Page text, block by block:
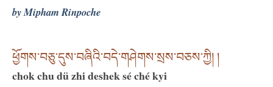
by Mipham Rinpoche
ཕྱོགས་བཅུ་དུས་བཞིའི་བདེ་གཤེགས་སྲས་བཅས་ཀྱི། །
chok chu dü zhi deshek sé ché kyi